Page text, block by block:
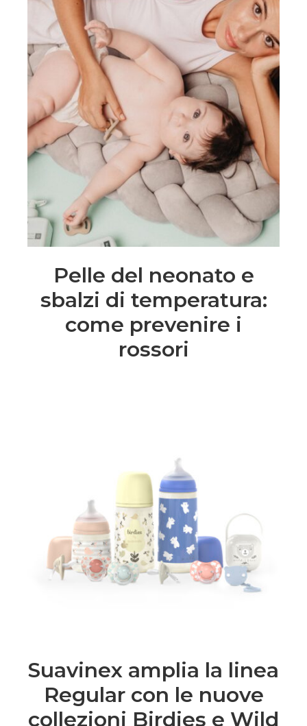
Pelle del neonato e
sbalzi di temperatura:
come prevenire i
rossori
Suavinex amplia la linea
Regular con le nuove
collezioni Birdies e Wild